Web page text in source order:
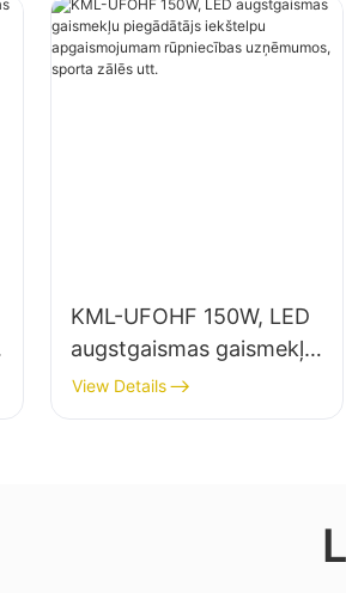
KML-UFOHF 150W, LED
augstgaismas gaismekļu
piegādātājs iekštelpu
apgaismojumam
View Details